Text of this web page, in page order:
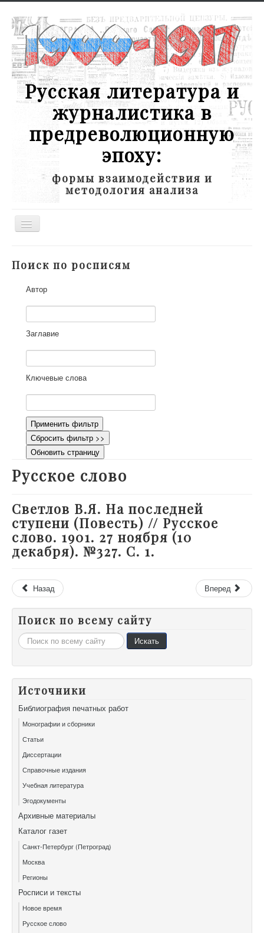
Русская литература и
журналистика в
предреволюционную
эпоху:
формы взаимодействия и
методология анализа
Toggle
Участники
Научная работа
Как работать с сайтом
Контакты
Поиск по росписям
Автор
Заглавие
Ключевые слова
Применить фильтр
Сбросить фильтр >>
Обновить страницу
Русское слово
Светлов В.Я. На последней
ступени (Повесть) // Русское
слово. 1901. 27 ноября (10
декабря). №327. С. 1.
Назад Вперед
Поиск по всему сайту
Искать... Искать
Источники
Библиография печатных работ
Монографии и сборники
Статьи
Диссертации
Справочные издания
Учебная литература
Эгодокументы
Архивные материалы
Каталог газет
Санкт-Петербург (Петроград)
Москва
Регионы
Росписи и тексты
Новое время
Русское слово